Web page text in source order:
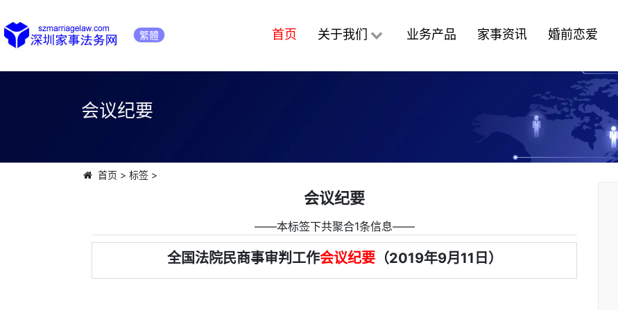
繁體 首页 关于我们 业务产品 家事资讯 婚前恋爱
会议纪要
首页 > 标签>
会议纪要
――本标签下共聚合1条信息――
全国法院民商事审判工作会议纪要（2019年9月11日）